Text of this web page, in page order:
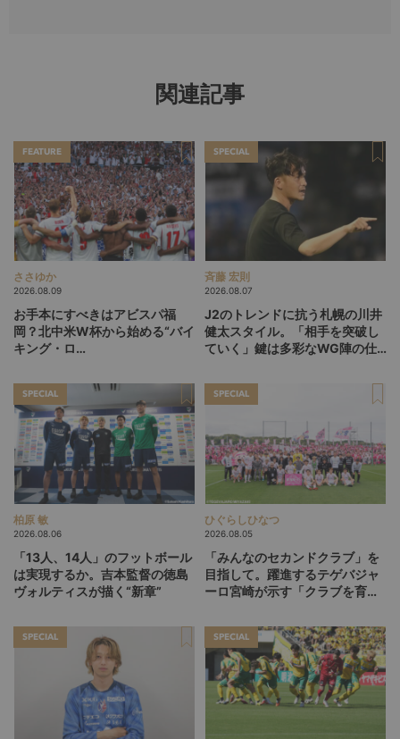
関連記事
FEATURE
ささゆか
2026.08.09
お手本にすべきはアビスパ福
岡？北中米W杯から始める“バイ
キング・ロ
探す旅
SPECIAL
斉藤 宏則
2026.08.07
J2のトレンドに抗う札幌の川井
健太スタイル。「相手を突破し
ていく」鍵は多彩なWG陣の仕
SPECIAL
柏原 敏
2026.08.06
「13人、14人」のフットボール
は実現するか。吉本監督の徳島
ヴォルティスが描く“新章”
SPECIAL
ひぐらしひなつ
2026.08.05
「みんなのセカンドクラブ」を
目指して。躍進するテゲバジャ
ーロ宮崎が示す「クラブを育て
SPECIAL SPECIAL